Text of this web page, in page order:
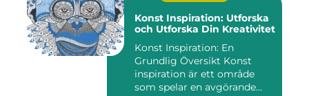
Konst Inspiration: Utforska
och Utforska Din Kreativitet
Konst Inspiration: En
Grundlig Översikt Konst
inspiration är ett område
som spelar en avgörande